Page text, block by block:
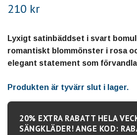
210 kr
Lyxigt satinbäddset i svart
romantiskt blommönster i rosa
elegant statement som
Produkten är tyvärr slut i lager.
20% EXTRA RABATT HELA
SÄNGKLÄDER! ANGE KOD: